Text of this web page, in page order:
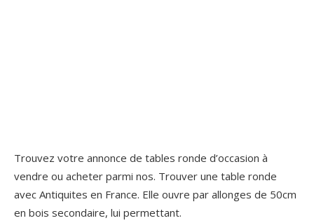
Trouvez votre annonce de tables ronde d’occasion à
vendre ou acheter parmi nos. Trouver une table ronde
avec Antiquites en France. Elle ouvre par allonges de 50cm
en bois secondaire, lui permettant.